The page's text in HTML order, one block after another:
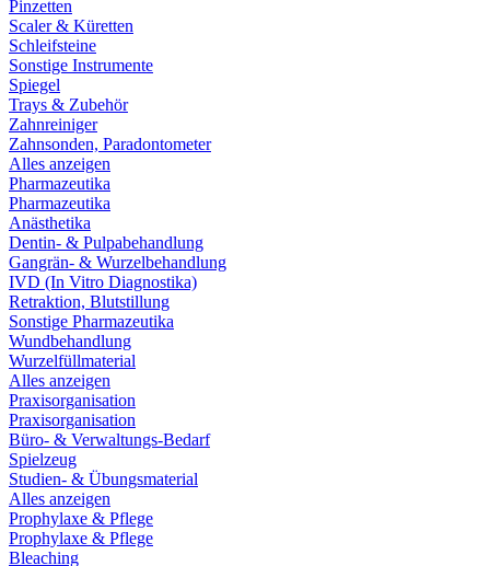
Pinzetten
Scaler & Küretten
Schleifsteine
Sonstige Instrumente
Spiegel
Trays & Zubehör
Zahnreiniger
Zahnsonden, Paradontometer
Alles anzeigen
Pharmazeutika
Pharmazeutika
Anästhetika
Dentin- & Pulpabehandlung
Gangrän- & Wurzelbehandlung
IVD (In Vitro Diagnostika)
Retraktion, Blutstillung
Sonstige Pharmazeutika
Wundbehandlung
Wurzelfüllmaterial
Alles anzeigen
Praxisorganisation
Praxisorganisation
Büro- & Verwaltungs-Bedarf
Spielzeug
Studien- & Übungsmaterial
Alles anzeigen
Prophylaxe & Pflege
Prophylaxe & Pflege
Bleaching